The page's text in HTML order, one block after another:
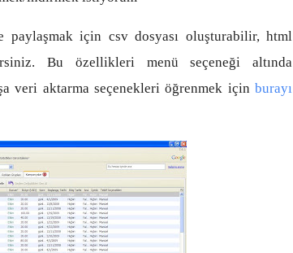
paylaşmak için csv dosyası oluşturabilir, html
Bu özellikleri menü seçeneği altında
veri aktarma seçenekleri öğrenmek için burayı